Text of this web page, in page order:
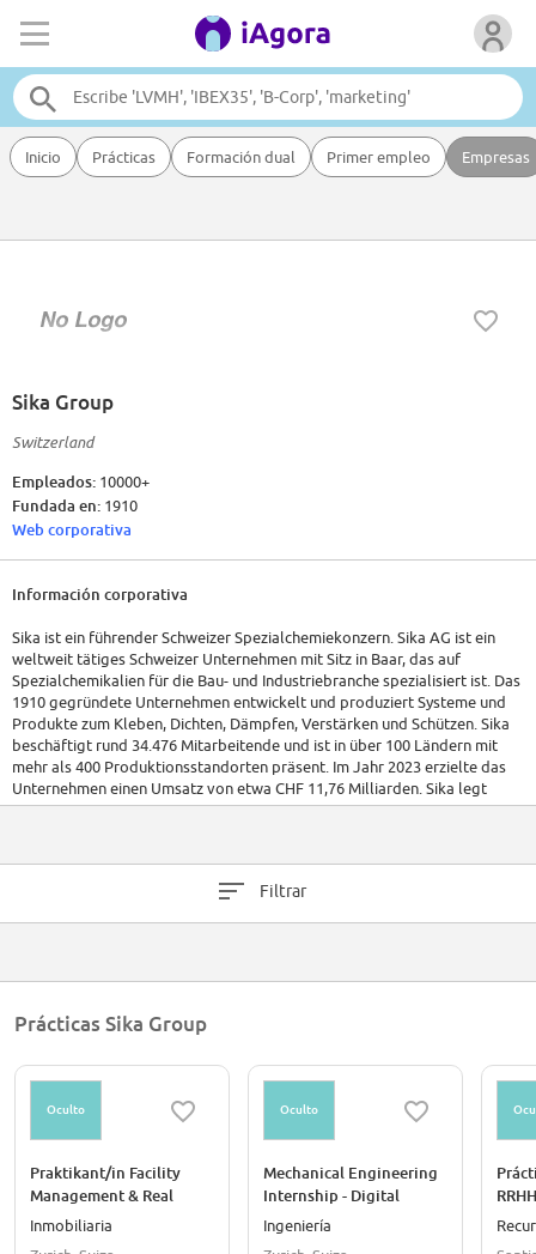
Inicio Prácticas Formación dual Primer empleo Empresas
Sika Group
Switzerland
Empleados: 10000+
Fundada en: 1910
Web corporativa
Información corporativa
Sika ist ein führender Schweizer Spezialchemiekonzern. Sika AG ist ein
weltweit tätiges Schweizer Unternehmen mit Sitz in Baar, das auf
Spezialchemikalien für die Bau- und Industriebranche spezialisiert ist. Das
1910 gegründete Unternehmen entwickelt und produziert Systeme und
Produkte zum Kleben, Dichten, Dämpfen, Verstärken und Schützen. Sika
beschäftigt rund 34.476 Mitarbeitende und ist in über 100 Ländern mit
mehr als 400 Produktionsstandorten präsent. Im Jahr 2023 erzielte das
Unternehmen einen Umsatz von etwa CHF 11,76 Milliarden. Sika legt
großen Wert auf Innovation, Qualität und Nachhaltigkeit und spielt eine
Filtrar
Prácticas Sika Group
Oculto
Praktikant/in Facility
Management & Real
Estate (w/m/d) 100% -
Inmobiliaria
Oculto
Mechanical Engineering
Internship - Digital
Prototyping &
Ingeniería
RRHH